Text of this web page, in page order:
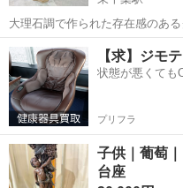
大理石調で作られた存在感のあ
す。 お部屋に1点あるだけでも
具。 小さい羽根を羽ばたかせる
しいあまり入荷のないお品物で
千葉 千葉市 東千葉駅
フラワースタンド
【求】ジモ
状態が悪くても
プリフラ
子供｜葡萄
台座